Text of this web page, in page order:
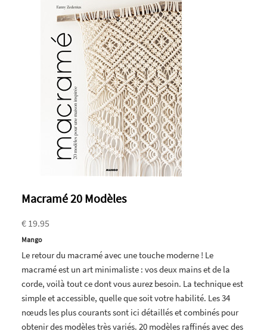
Macramé 20 Modèles
€ 19.95
Mango
Le retour du macramé avec une touche moderne ! Le
macramé est un art minimaliste : vos deux mains et de la
corde, voilà tout ce dont vous aurez besoin. La technique est
simple et accessible, quelle que soit votre habilité. Les 34
nœuds les plus courants sont ici détaillés et combinés pour
obtenir des modèles très variés. 20 modèles raffinés avec des